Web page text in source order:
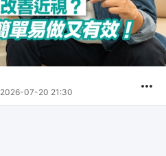
2026-07-20 21:30